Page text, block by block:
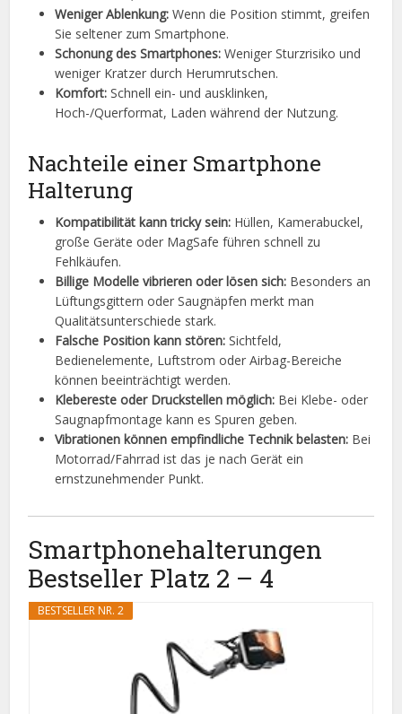
Weniger Ablenkung: Wenn die Position stimmt, greifen
Sie seltener zum Smartphone.
Schonung des Smartphones: Weniger Sturzrisiko und
weniger Kratzer durch Herumrutschen.
Komfort: Schnell ein- und ausklinken,
Hoch-/Querformat, Laden während der Nutzung.
Nachteile einer Smartphone
Halterung
Kompatibilität kann tricky sein: Hüllen, Kamerabuckel,
große Geräte oder MagSafe führen schnell zu
Fehlkäufen.
Billige Modelle vibrieren oder lösen sich: Besonders an
Lüftungsgittern oder Saugnäpfen merkt man
Qualitätsunterschiede stark.
Falsche Position kann stören: Sichtfeld,
Bedienelemente, Luftstrom oder Airbag-Bereiche
können beeinträchtigt werden.
Klebereste oder Druckstellen möglich: Bei Klebe- oder
Saugnapfmontage kann es Spuren geben.
Vibrationen können empfindliche Technik belasten: Bei
Motorrad/Fahrrad ist das je nach Gerät ein
ernstzunehmender Punkt.
Smartphonehalterungen
Bestseller Platz 2 – 4
BESTSELLER NR. 2